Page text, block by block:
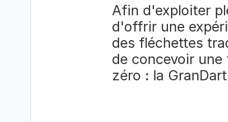
Afin d'exploiter
d'offrir une
des fléchettes
de concevoir
zéro : la